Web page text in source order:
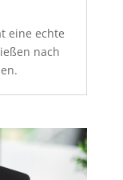
eine echte
nach